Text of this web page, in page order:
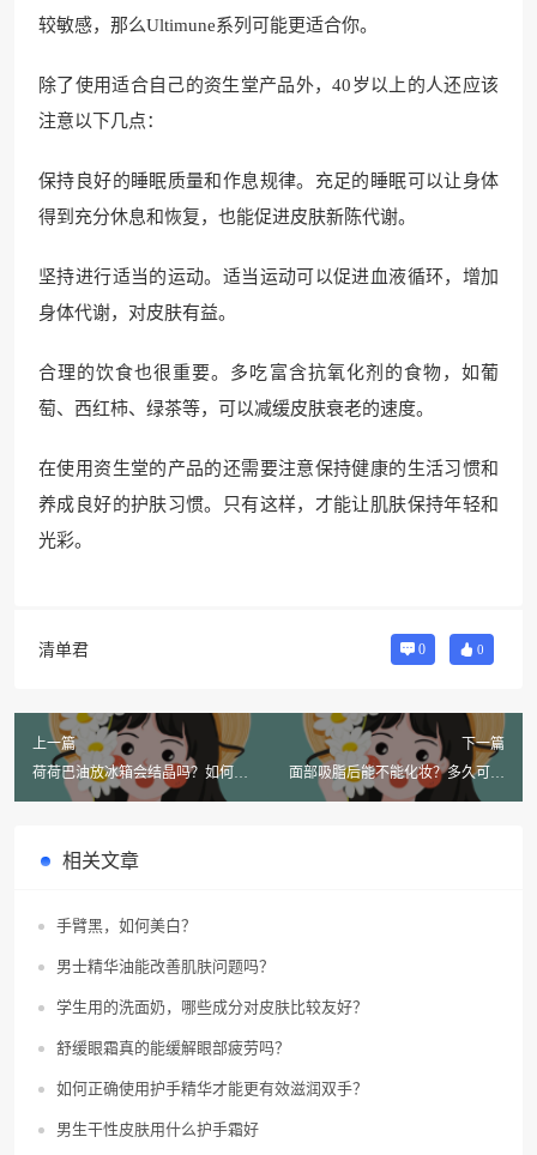
较敏感，那么Ultimune系列可能更适合你。
除了使用适合自己的资生堂产品外，40岁以上的人还应该
注意以下几点：
保持良好的睡眠质量和作息规律。充足的睡眠可以让身体
得到充分休息和恢复，也能促进皮肤新陈代谢。
坚持进行适当的运动。适当运动可以促进血液循环，增加
身体代谢，对皮肤有益。
合理的饮食也很重要。多吃富含抗氧化剂的食物，如葡
萄、西红柿、绿茶等，可以减缓皮肤衰老的速度。
在使用资生堂的产品的还需要注意保持健康的生活习惯和
养成良好的护肤习惯。只有这样，才能让肌肤保持年轻和
光彩。
清单君 0 0
上一篇
荷荷巴油放冰箱会结晶吗？如何辨
别好坏？
下一篇
面部吸脂后能不能化妆？多久可以
开始化妆？
相关文章
手臂黑，如何美白？
男士精华油能改善肌肤问题吗？
学生用的洗面奶，哪些成分对皮肤比较友好？
舒缓眼霜真的能缓解眼部疲劳吗？
如何正确使用护手精华才能更有效滋润双手？
男生干性皮肤用什么护手霜好